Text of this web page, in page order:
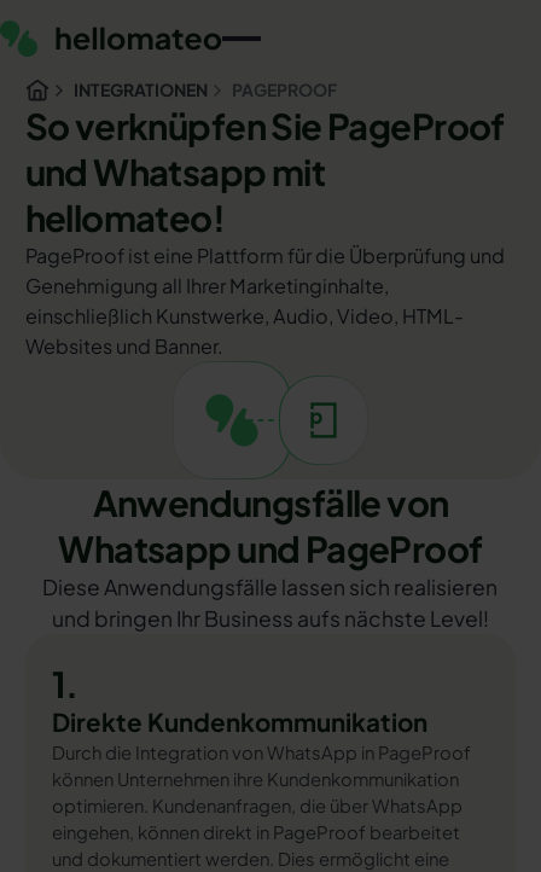
INTEGRATIONEN PAGEPROOF
So verknüpfen Sie PageProof
und Whatsapp mit
hellomateo!
PageProof ist eine Plattform für die Überprüfung und
Genehmigung all Ihrer Marketinginhalte,
einschließlich Kunstwerke, Audio, Video, HTML-
Websites und Banner.
Anwendungsfälle von
Whatsapp und PageProof
Diese Anwendungsfälle lassen sich realisieren
und bringen Ihr Business aufs nächste Level!
1.
Direkte Kundenkommunikation
Durch die Integration von WhatsApp in PageProof
können Unternehmen ihre Kundenkommunikation
optimieren. Kundenanfragen, die über WhatsApp
eingehen, können direkt in PageProof bearbeitet
und dokumentiert werden. Dies ermöglicht eine